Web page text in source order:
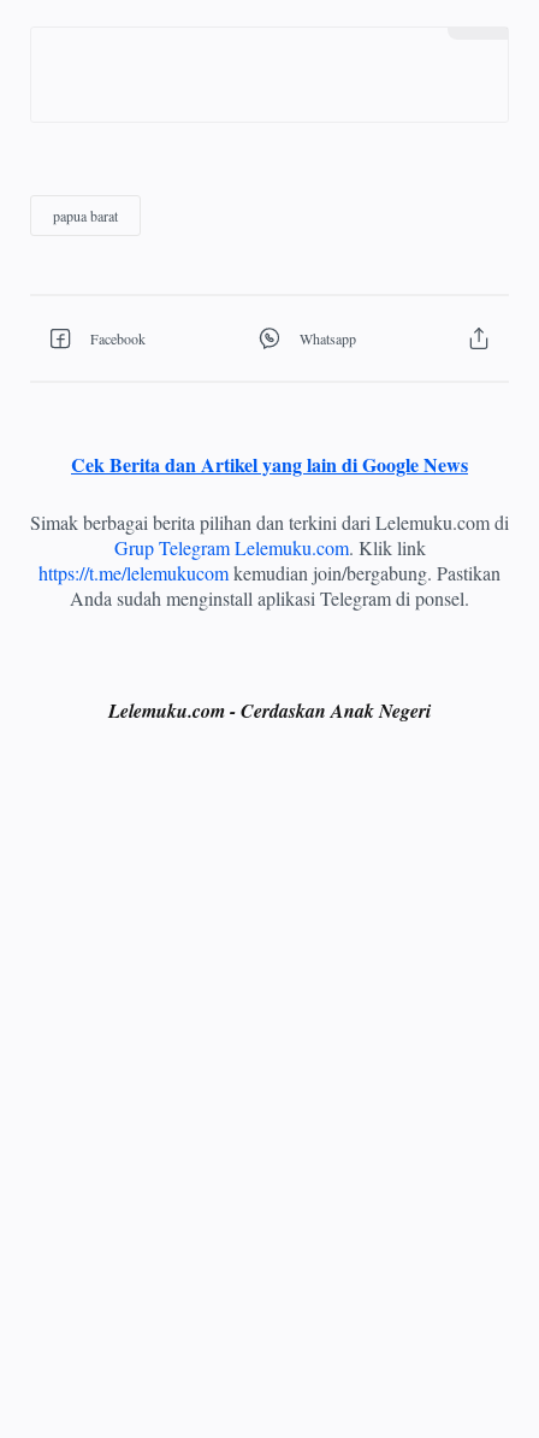
Cek Berita dan Artikel yang lain di Google News
Simak berbagai berita pilihan dan terkini dari Lelemuku.com di
Grup Telegram Lelemuku.com. Klik link
https://t.me/lelemukucomkemudian join/bergabung. Pastikan
Anda sudah menginstall aplikasi Telegram di ponsel.
Lelemuku.com - Cerdaskan Anak Negeri